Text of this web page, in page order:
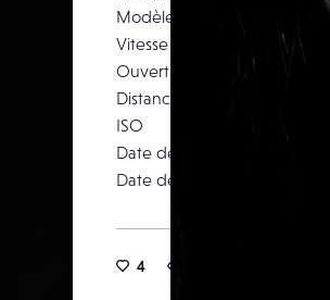
Modèle
Vitesse d’obturation
Ouverture
Distance focale
ISO
Date de prise de vue
Date de publication
4